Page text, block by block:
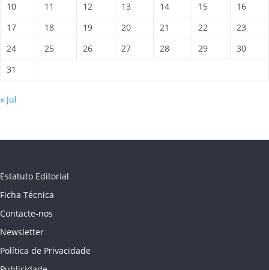
10
11 12 13 14 15
16
17
18 19 20 21 22
23
24
25 26 27 28 29
30
31
« Jul
Estatuto Editorial
Ficha Técnica
Contacte-nos
Newsletter
Política de Privacidade